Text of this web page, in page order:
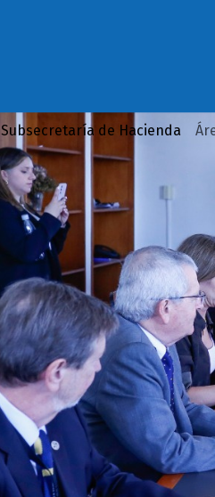
Subsecretaría de Hacienda